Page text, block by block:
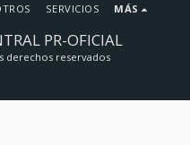
PR-OFICIAL
derechos reservados
SERVICIOS MÁS